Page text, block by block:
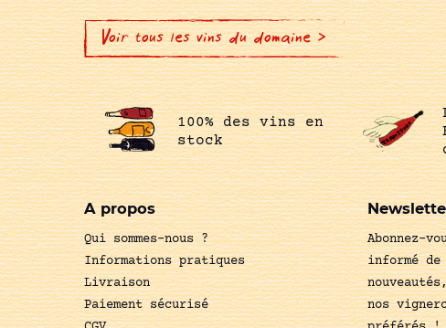
Voir tous les vins du domaine >
100% des vins en
stock
A propos
Qui sommes-nous ?
Informations pratiques
Livraison
Paiement sécurisé
Abonnez-
informé
nos